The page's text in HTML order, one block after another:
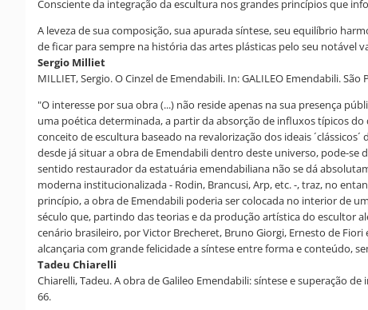
Consciente da integração da escultura nos grandes princípios que
A leveza de sua composição, sua apurada síntese, seu equilíbrio
de ficar para sempre na história das artes plásticas pelo seu notável
Sergio Milliet
MILLIET, Sergio. O Cinzel de Emendabili. In: GALILEO Emendabili.
"O interesse por sua obra (...) não reside apenas na sua presença
uma poética determinada, a partir da absorção de influxos típicos
conceito de escultura baseado na revalorização dos ideais
desde já situar a obra de Emendabili dentro deste universo, pode-
sentido restaurador da estatuária emendabiliana não se dá
moderna institucionalizada - Rodin, Brancusi, Arp, etc. -, traz, no
princípio, a obra de Emendabili poderia ser colocada no interior de
século que, partindo das teorias e da produção artística do escultor
cenário brasileiro, por Victor Brecheret, Bruno Giorgi, Ernesto de
alcançaria com grande felicidade a síntese entre forma e conteúdo,
Tadeu Chiarelli
Chiarelli, Tadeu. A obra de Galileo Emendabili: síntese e superação
66.